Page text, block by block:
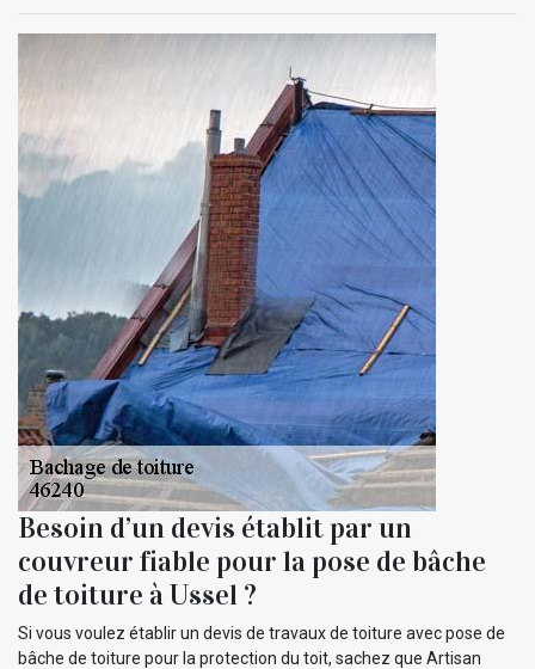
Besoin d’un devis établit par un
couvreur fiable pour la pose de bâche
de toiture à Ussel ?
Si vous voulez établir un devis de travaux de toiture avec pose de
bâche de toiture pour la protection du toit, sachez que Artisan